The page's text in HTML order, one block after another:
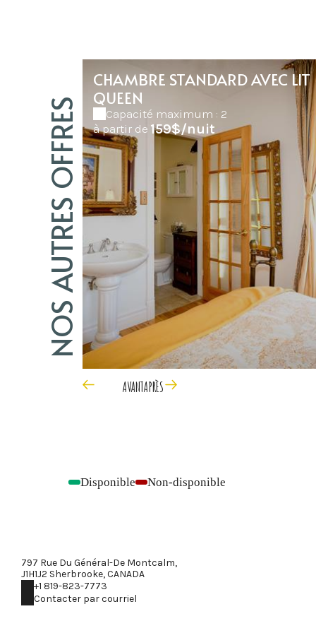
NOS AUTRES OFFRES
CHAMBRE STANDARD AVEC LIT
QUEEN
Capacité maximum : 2
à partir de 159$/nuit
AVANTAPRÈS
- Disponible - Non-disponible
797 Rue Du Général-De Montcalm,
J1H1J2 Sherbrooke, CANADA
+1 819-823-7773
Contacter par courriel